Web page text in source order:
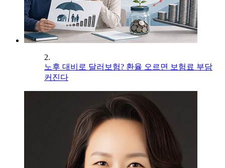
2.
노후 대비로 달러보험? 환율 오르면 보험료 부담
커진다